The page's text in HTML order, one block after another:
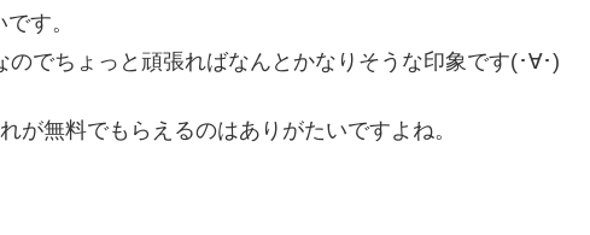
す。
でちょっと頑張ればなんとかなりそうな印象です(･∀･)
が無料でもらえるのはありがたいですよね。